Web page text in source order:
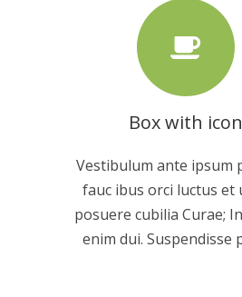
Box with icon
Vestibulum ante ipsum
fauc ibus orci luctus et
posuere cubilia Curae;
enim dui. Suspendisse